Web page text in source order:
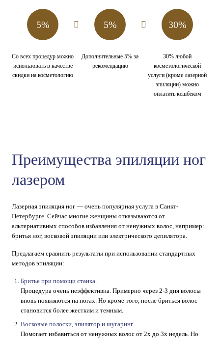
5%
Со всех процедур можно
использовать в качестве
скидки на косметологию
5%
Дополнительные 5% за
рекомендацию
30%
30% любой
косметологической
услуги (кроме лазерной
эпиляции) можно
оплатить кешбеком
Преимущества эпиляции ног
лазером
Лазерная эпиляция ног — очень популярная услуга в Санкт-
Петербурге. Сейчас многие женщины отказываются от
альтернативных способов избавления от ненужных волос, например:
бритья ног, восковой эпиляции или электрического депилятора.
Предлагаем сравнить результаты при использовании стандартных
методов эпиляции:
Бритье при помощи станка.
Процедура очень неэффективна. Примерно через 2-3 дня волосы
вновь появляются на ногах. Но кроме того, после бриться волос
становится более жестким и темным.
Восковые полоски, эпилятор и шугаринг.
Помогает избавиться от ненужных волос от 2х до 3х недель. Но